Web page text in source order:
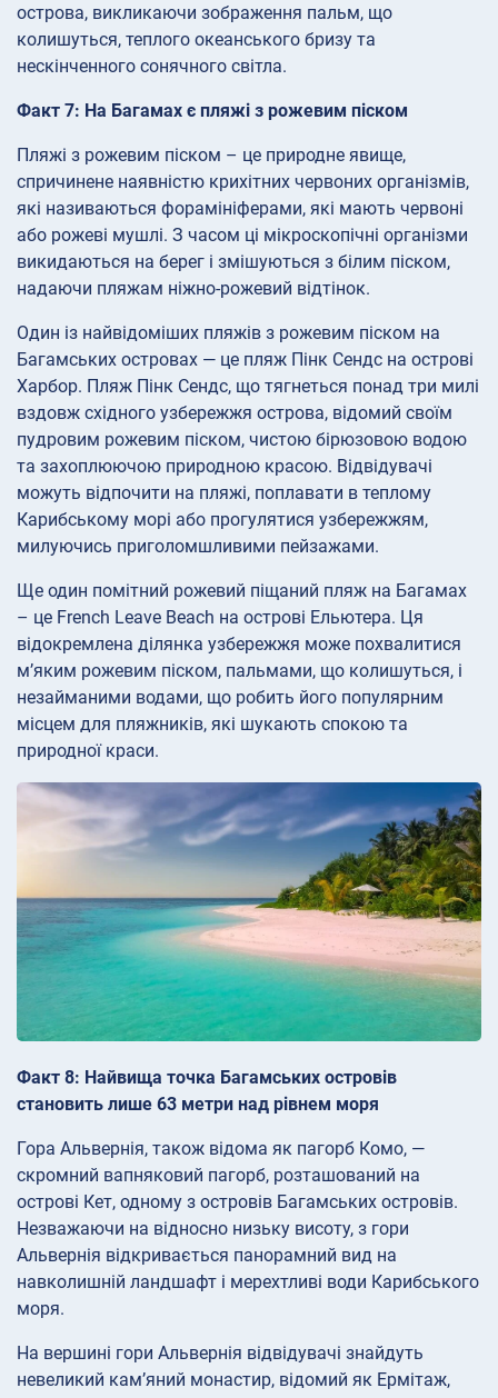
острова, викликаючи зображення пальм, що
колишуться, теплого океанського бризу та
нескінченного сонячного світла.
Факт 7: На Багамах є пляжі з рожевим піском
Пляжі з рожевим піском – це природне явище,
спричинене наявністю крихітних червоних організмів,
які називаються форамініферами, які мають червоні
або рожеві мушлі. З часом ці мікроскопічні організми
викидаються на берег і змішуються з білим піском,
надаючи пляжам ніжно-рожевий відтінок.
Один із найвідоміших пляжів з рожевим піском на
Багамських островах — це пляж Пінк Сендс на острові
Харбор. Пляж Пінк Сендс, що тягнеться понад три милі
вздовж східного узбережжя острова, відомий своїм
пудровим рожевим піском, чистою бірюзовою водою
та захоплюючою природною красою. Відвідувачі
можуть відпочити на пляжі, поплавати в теплому
Карибському морі або прогулятися узбережжям,
милуючись приголомшливими пейзажами.
Ще один помітний рожевий піщаний пляж на Багамах
– це French Leave Beach на острові Ельютера. Ця
відокремлена ділянка узбережжя може похвалитися
м’яким рожевим піском, пальмами, що колишуться, і
незайманими водами, що робить його популярним
місцем для пляжників, які шукають спокою та
природної краси.
Факт 8: Найвища точка Багамських островів
становить лише 63 метри над рівнем моря
Гора Альвернія, також відома як пагорб Комо, —
скромний вапняковий пагорб, розташований на
острові Кет, одному з островів Багамських островів.
Незважаючи на відносно низьку висоту, з гори
Альвернія відкривається панорамний вид на
навколишній ландшафт і мерехтливі води Карибського
моря.
На вершині гори Альвернія відвідувачі знайдуть
невеликий кам’яний монастир, відомий як Ермітаж,